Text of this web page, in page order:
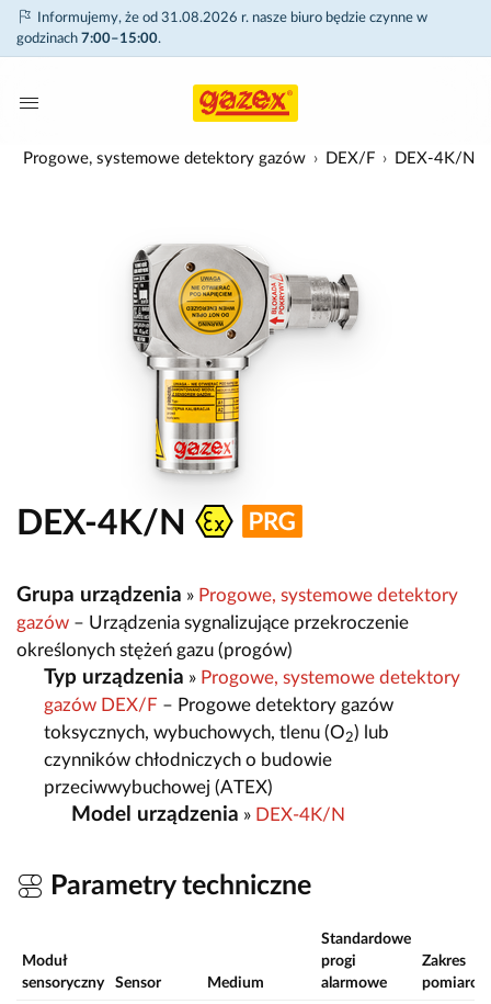
Informujemy, że od 31.08.2026 r. nasze biuro będzie czynne w
godzinach 7:00–15:00.
Progowe, systemowe detektory gazów DEX/F DEX-4K/N
DEX-4K/N
Grupa urządzenia » Progowe, systemowe detektory
gazów – Urządzenia sygnalizujące przekroczenie
określonych stężeń gazu (progów)
Typ urządzenia » Progowe, systemowe detektory
gazów DEX/F – Progowe detektory gazów
toksycznych, wybuchowych, tlenu (O2) lub
czynników chłodniczych o budowie
przeciwwybuchowej (ATEX)
Model urządzenia » DEX-4K/N
Parametry techniczne
Moduł
sensoryczny
Sensor Medium
Standardowe
progi
alarmowe
Zakres